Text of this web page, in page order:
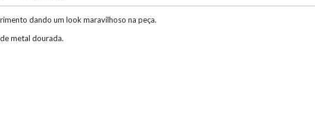
dando um look maravilhoso na peça.
metal dourada.